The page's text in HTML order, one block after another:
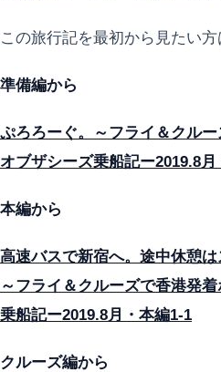
この旅行記を最初から見たい方
準備編から
ぷろろーぐ。～フライ＆クル
オブザシーズ乗船記ー2019.8
本編から
高速バスで新宿へ。途中休憩
～フライ＆クルーズで香港発
乗船記ー2019.8月・本編1-1
クルーズ編から